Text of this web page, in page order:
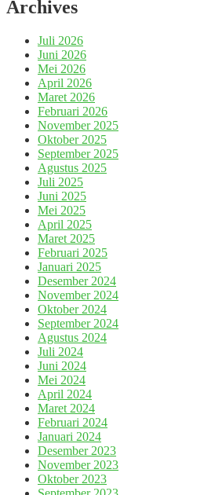
Archives
Juli 2026
Juni 2026
Mei 2026
April 2026
Maret 2026
Februari 2026
November 2025
Oktober 2025
September 2025
Agustus 2025
Juli 2025
Juni 2025
Mei 2025
April 2025
Maret 2025
Februari 2025
Januari 2025
Desember 2024
November 2024
Oktober 2024
September 2024
Agustus 2024
Juli 2024
Juni 2024
Mei 2024
April 2024
Maret 2024
Februari 2024
Januari 2024
Desember 2023
November 2023
Oktober 2023